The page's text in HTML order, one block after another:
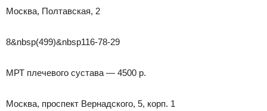
Москва, Полтавская, 2
8&nbsp(499)&nbsp116-78-29
МРТ плечевого сустава — 4500 р.
Москва, проспект Вернадского, 5, корп. 1